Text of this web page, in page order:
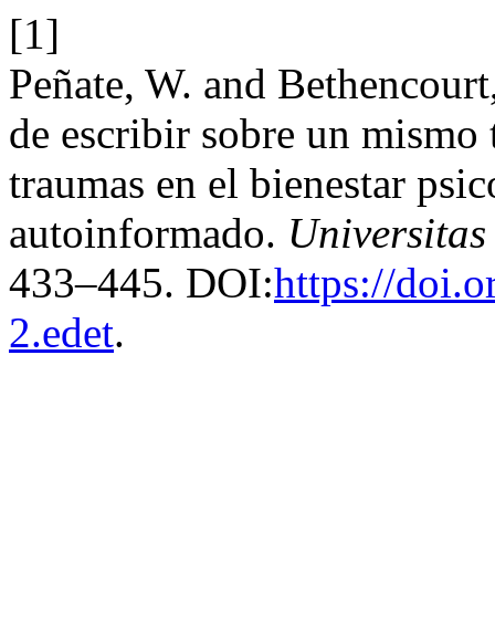
[1]
Peñate, W. and
de escribir sobre un
traumas en el bienestar
autoinformado.
433–445. DOI:https://
2.edet.